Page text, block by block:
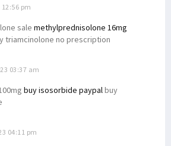
pm
sale methylprednisolone 16mg
triamcinolone no prescription
03:37 am
buy isosorbide paypalbuy
04:11 pm